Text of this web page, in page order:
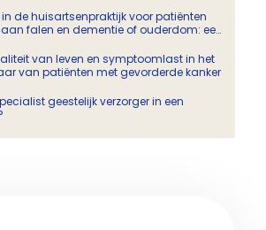
de huisartsenpraktijk voor patiënten
falen en dementie of ouderdom: een
van leven en symptoomlast in het
van patiënten met gevorderde kanker
geestelijk verzorger in een